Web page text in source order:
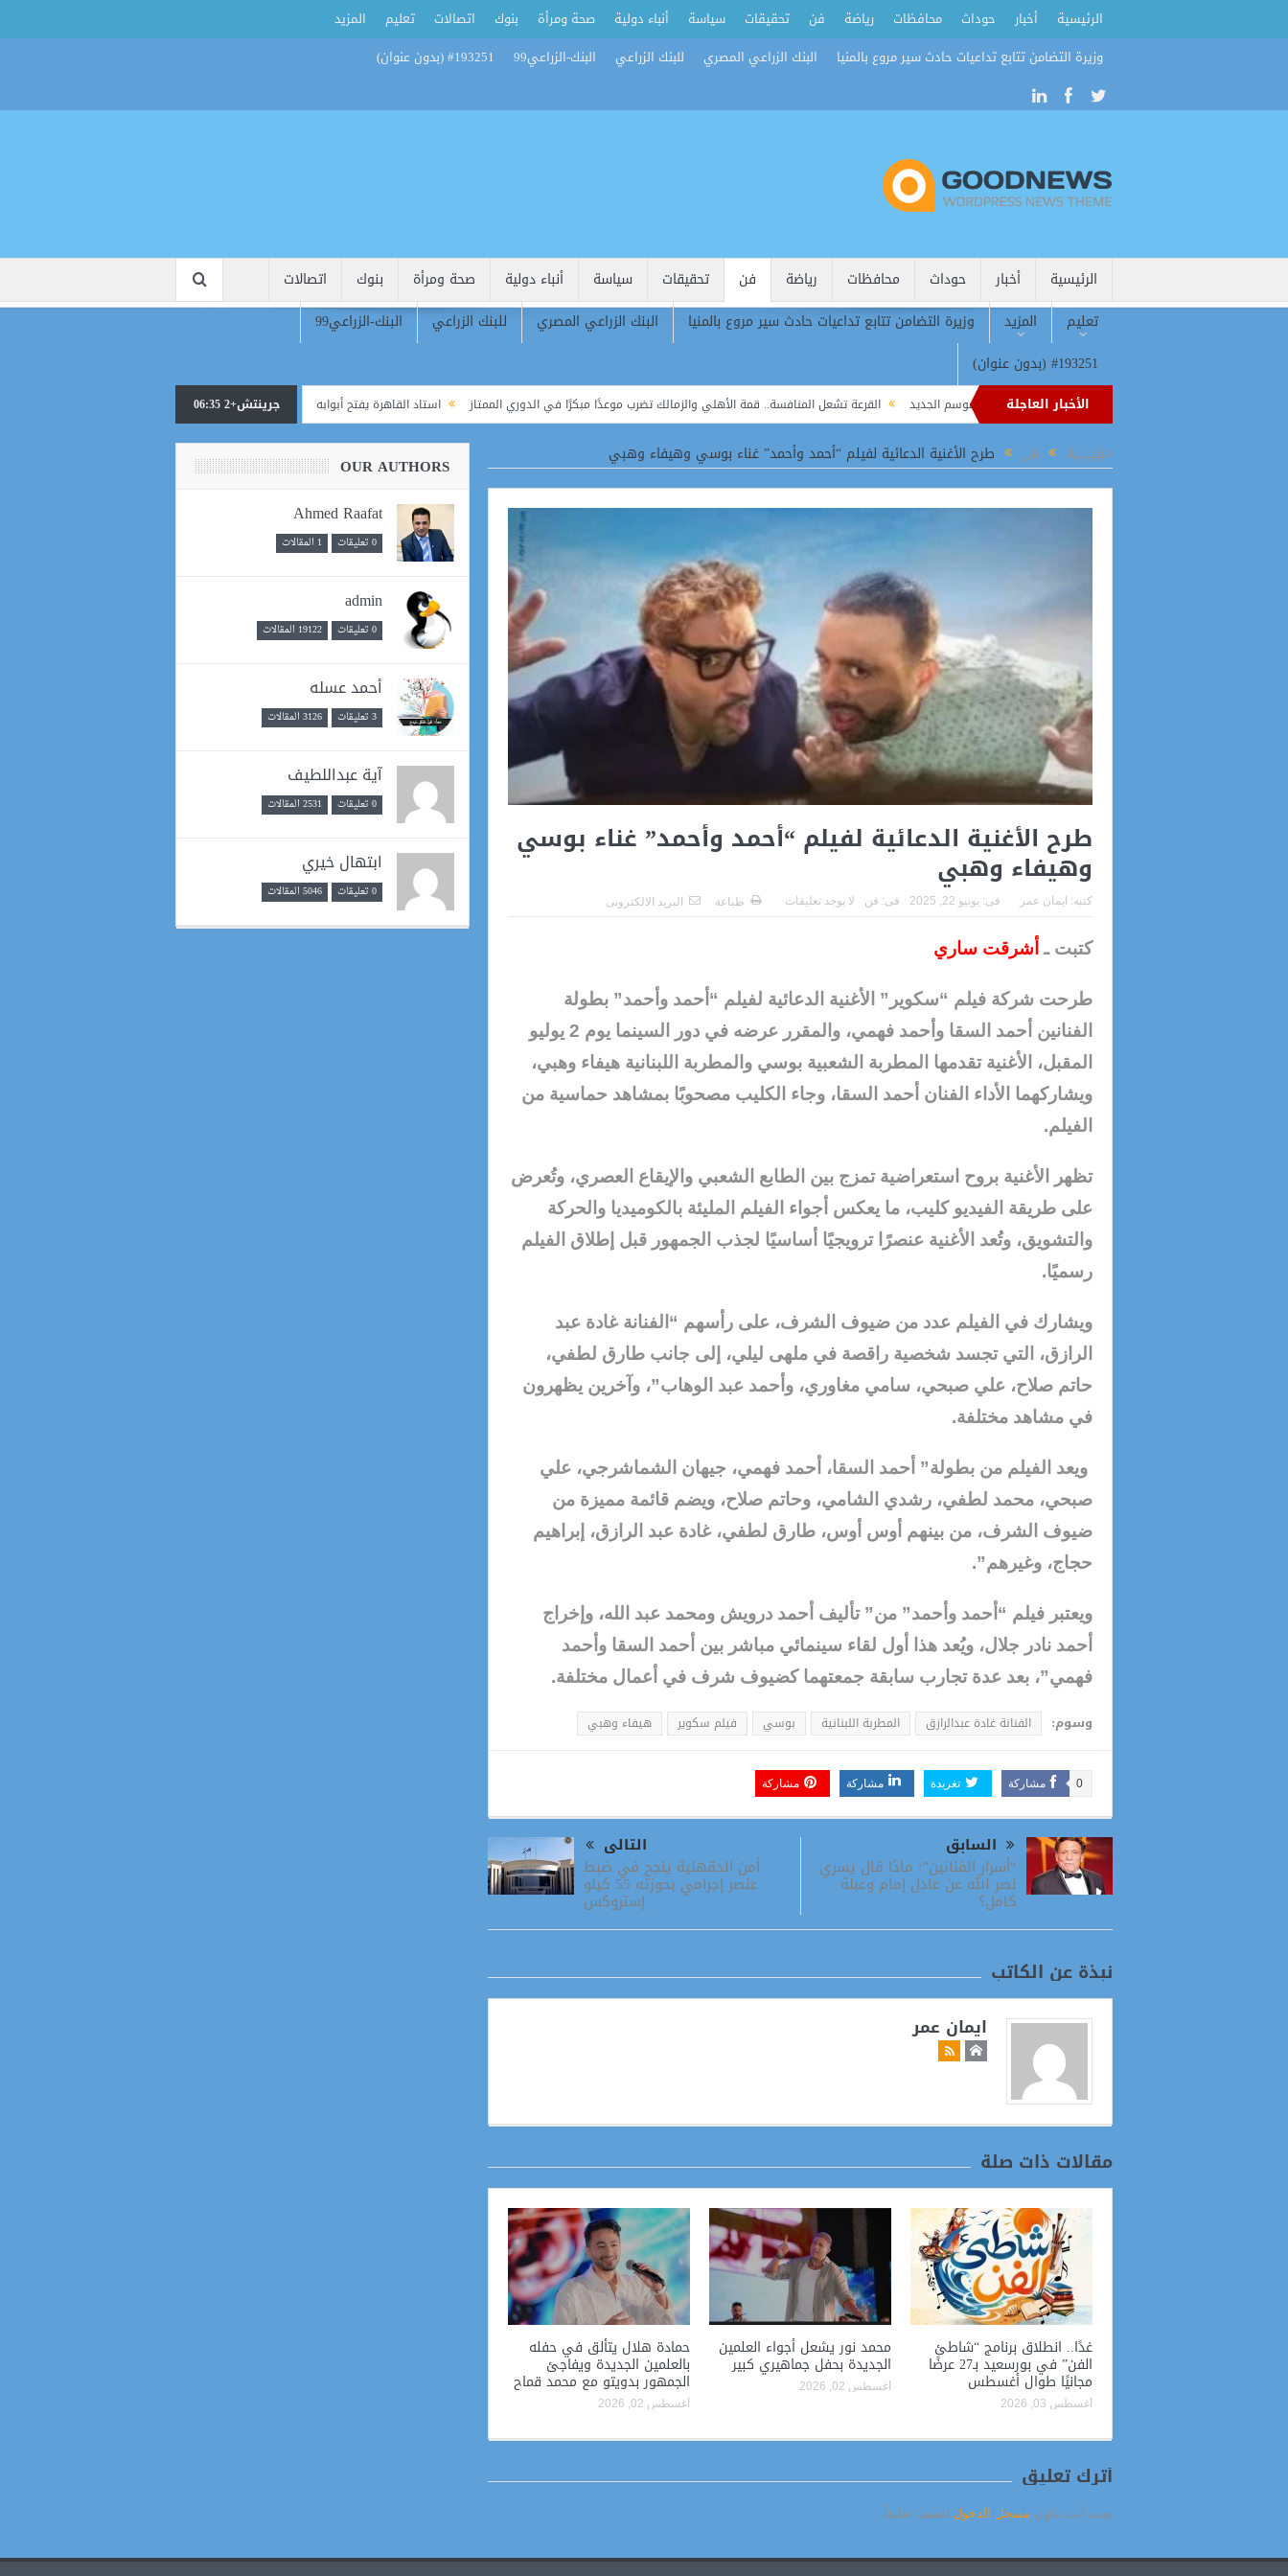
الرئيسية أخبار حوداث محافظات رياضة فن تحقيقات سياسة أنباء دولية صحة ومرأة بنوك اتصالات تعليم
المزيد
وزيرة التضامن تتابع تداعيات حادث سير مروع بالمنيا
البنك الزراعي المصري للبنك الزراعي البنك-الزراعي99 #193251 (بدون عنوان)
الرئيسية أخبار حوداث محافظات رياضة فن تحقيقات سياسة أنباء دولية صحة ومرأة بنوك
اتصالات
تعليم
المزيد وزيرة التضامن تتابع تداعيات حادث سير مروع بالمنيا البنك الزراعي المصري للبنك الزراعي
البنك-الزراعي99
#193251 (بدون عنوان)
الأخبار العاجلة
طرابزون تترقب ثنائية صلاح وداروين مع انطلاق الموسم الجديد القرعة تشعل المنافسة.. قمة الأهلي والزمالك تضرب موعدًا مبكرًا في الدوري الممتاز استاد القاهرة يفتح أبوابه لـ5 أندية في الموسم الجديد.. وخطة لتقليص العدد مستقبلًا
الدقهلية يتابع توافر السلع المخفضة خلال جولة بالمعرض الدائم في المنصورة
جرينتش+2 06:35
الرئيسية فن طرح الأغنية الدعائية لفيلم “أحمد وأحمد” غناء بوسي وهيفاء وهبي
طرح الأغنية الدعائية لفيلم “أحمد وأحمد” غناء بوسي
وهيفاء وهبي
كتبه: ايمان عمر فى: يونيو 22, 2025 فى: فن لا يوجد تعليقات طباعة البريد الالكترونى
كتبت ـ أشرقت ساري
طرحت شركة فيلم “سكوير” الأغنية الدعائية لفيلم “أحمد وأحمد” بطولة
الفنانين أحمد السقا وأحمد فهمي، والمقرر عرضه في دور السينما يوم 2 يوليو
المقبل، الأغنية تقدمها المطربة الشعبية بوسي والمطربة اللبنانية هيفاء وهبي،
ويشاركهما الأداء الفنان أحمد السقا، وجاء الكليب مصحوبًا بمشاهد حماسية من
الفيلم.
تظهر الأغنية بروح استعراضية تمزج بين الطابع الشعبي والإيقاع العصري، وتُعرض
على طريقة الفيديو كليب، ما يعكس أجواء الفيلم المليئة بالكوميديا والحركة
والتشويق، وتُعد الأغنية عنصرًا ترويجيًا أساسيًا لجذب الجمهور قبل إطلاق الفيلم
رسميًا.
ويشارك في الفيلم عدد من ضيوف الشرف، على رأسهم “الفنانة غادة عبد
الرازق، التي تجسد شخصية راقصة في ملهى ليلي، إلى جانب طارق لطفي،
حاتم صلاح، علي صبحي، سامي مغاوري، وأحمد عبد الوهاب”، وآخرين يظهرون
في مشاهد مختلفة.
ويعد الفيلم من بطولة” أحمد السقا، أحمد فهمي، جيهان الشماشرجي، علي
صبحي، محمد لطفي، رشدي الشامي، وحاتم صلاح، ويضم قائمة مميزة من
ضيوف الشرف، من بينهم أوس أوس، طارق لطفي، غادة عبد الرازق، إبراهيم
حجاج، وغيرهم”.
ويعتبر فيلم “أحمد وأحمد” من” تأليف أحمد درويش ومحمد عبد الله، وإخراج
أحمد نادر جلال، ويُعد هذا أول لقاء سينمائي مباشر بين أحمد السقا وأحمد
فهمي”، بعد عدة تجارب سابقة جمعتهما كضيوف شرف في أعمال مختلفة.
وسوم: الفنانة غادة عبدالرازق المطربة اللبنانية بوسي فيلم سكوير هيفاء وهبي
مشاركة 0 تغريدة مشاركة مشاركة
السابق
“أسرار الفنانين”: ماذا قال يسري
نصر الله عن عادل إمام وعبلة
كامل؟
التالى
أمن الدقهلية ينجح في ضبط
عنصر إجرامي بحوزته 55 كيلو
إستروكس
نبذة عن الكاتب
ايمان عمر
مقالات ذات صلة
غدًا.. انطلاق برنامج “شاطئ
الفن” في بورسعيد بـ27 عرضًا
مجانيًا طوال أغسطس
أغسطس 03, 2026
محمد نور يشعل أجواء العلمين
الجديدة بحفل جماهيري كبير
أغسطس 02, 2026
حمادة هلال يتألق في حفله
بالعلمين الجديدة ويفاجئ
الجمهور بدويتو مع محمد قماح
أغسطس 02, 2026
أترك تعليق
يجب أنت تكون مسجل الدخول لتضيف تعليقاً.
OUR AUTHORS
Ahmed Raafat
0 تعليقات 1 المقالات
admin
0 تعليقات 19122 المقالات
أحمد عسله
3 تعليقات 3126 المقالات
آية عبداللطيف
0 تعليقات 2531 المقالات
ابتهال خيري
0 تعليقات 5046 المقالات